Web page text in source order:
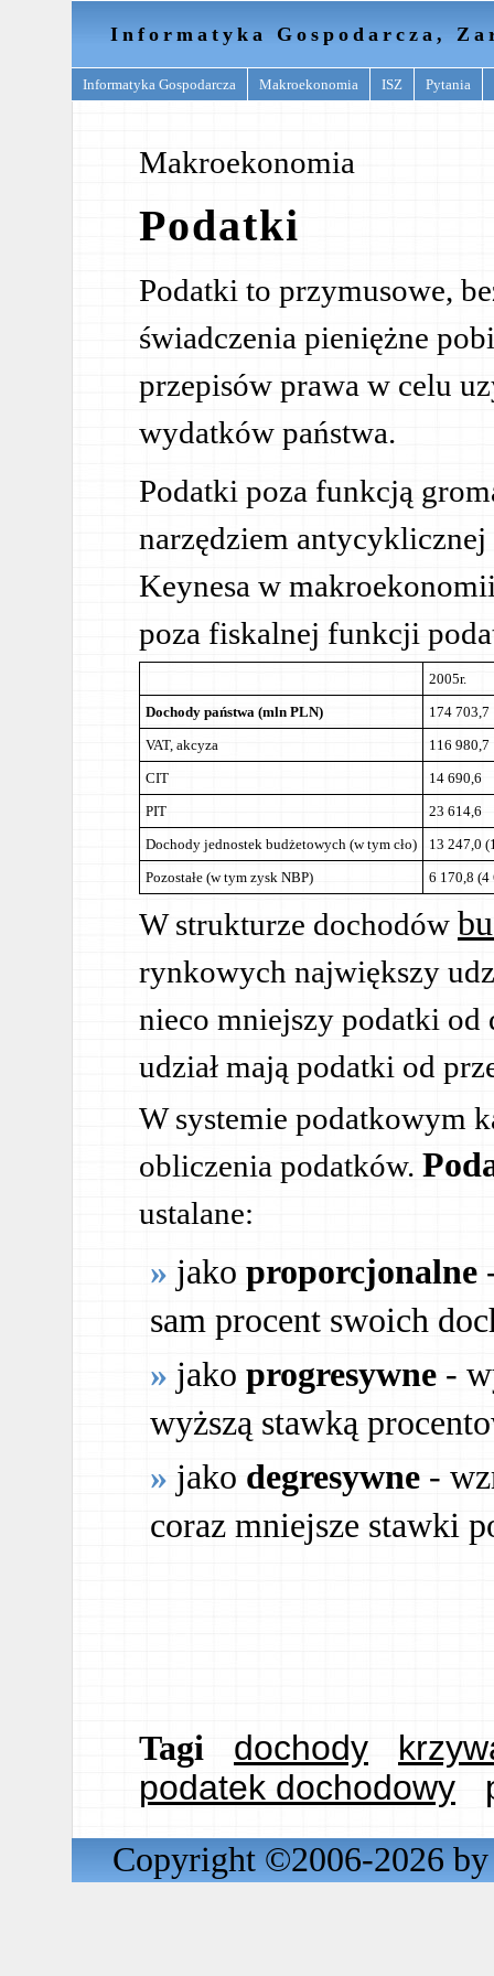
Informatyka Gospodarcza,
Informatyka Gospodarcza Makroekonomia ISZ Pytania
Makroekonomia
Podatki
Podatki to przymusowe,
świadczenia pieniężne
przepisów prawa w celu
wydatków państwa.
Podatki poza funkcją
narzędziem
Keynesa w
poza fiskalnej funkcji
2005r.
Dochody państwa (mln PLN)
174 703,7
VAT, akcyza
116 980,7
CIT
14 690,6
PIT
23 614,6
Dochody jednostek budżetowych (w tym cło)
13 247,0
Pozostałe (w tym zysk NBP)
6 170,8 (4
W strukturze dochodów
rynkowych największy
nieco mniejszy podatki
udział mają podatki od
W systemie podatkowym
obliczenia podatków.
ustalane:
jako proporcjonalne
sam procent swoich
jako progresywne -
wyższą stawką
jako degresywne -
coraz mniejsze stawki
Tagi dochody
podatek dochodowy
Copyright ©2006-2026